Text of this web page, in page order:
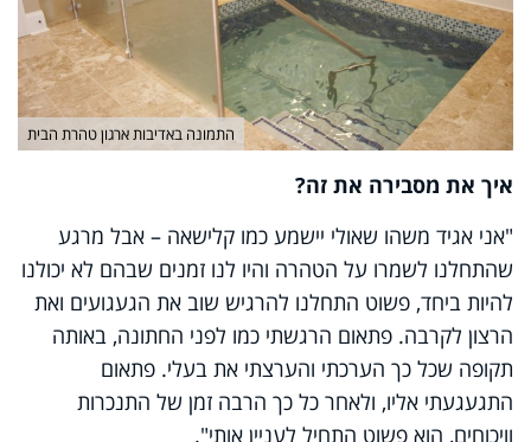
התמונה באדיבות ארגון טהרת הבית
איך את מסבירה את זה?
"אני אגיד משהו שאולי יישמע כמו קלישאה – אבל מרגע
שהתחלנו לשמרו על הטהרה והיו לנו זמנים שבהם לא יכולנו
להיות ביחד, פשוט התחלנו להרגיש שוב את הגעגועים ואת
הרצון לקרבה. פתאום הרגשתי כמו לפני החתונה, באותה
תקופה שכל כך הערכתי והערצתי את בעלי. פתאום
התגעגעתי אליו, ולאחר כל כך הרבה זמן של התנכרות
וויכוחים, הוא פשוט התחיל לעניין אותי".